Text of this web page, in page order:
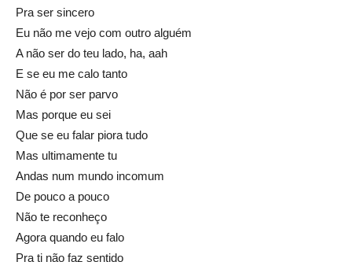
Pra ser sincero
Eu não me vejo com outro alguém
A não ser do teu lado, ha, aah
E se eu me calo tanto
Não é por ser parvo
Mas porque eu sei
Que se eu falar piora tudo
Mas ultimamente tu
Andas num mundo incomum
De pouco a pouco
Não te reconheço
Agora quando eu falo
Pra ti não faz sentido